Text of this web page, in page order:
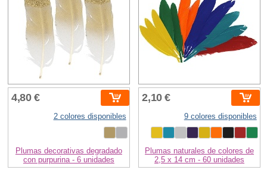
4,80 €
2 colores disponibles
Plumas decorativas degradado
con purpurina - 6 unidades
2,10 €
9 colores disponibles
Plumas naturales de colores de
2,5 x 14 cm - 60 unidades